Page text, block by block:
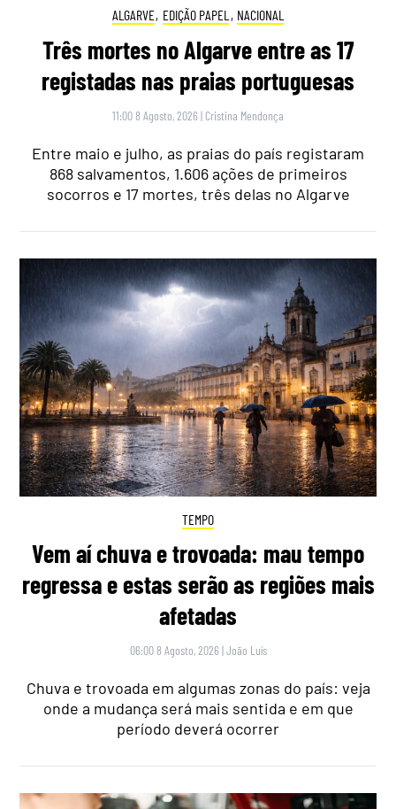
ALGARVE, EDIÇÃO PAPEL , NACIONAL
Três mortes no Algarve entre as 17
registadas nas praias portuguesas
11:00 8 Agosto, 2026 | Cristina Mendonça
Entre maio e julho, as praias do país registaram
868 salvamentos, 1.606 ações de primeiros
socorros e 17 mortes, três delas no Algarve
TEMPO
Vem aí chuva e trovoada: mau tempo
regressa e estas serão as regiões mais
afetadas
06:00 8 Agosto, 2026 |João Luís
Chuva e trovoada em algumas zonas do país: veja
onde a mudança será mais sentida e em que
período deverá ocorrer